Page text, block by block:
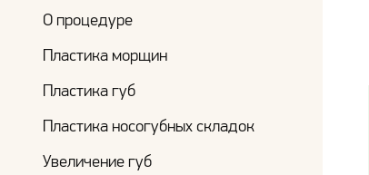
О процедуре
Пластика морщин
Пластика губ
Пластика носогубных складок
Увеличение губ